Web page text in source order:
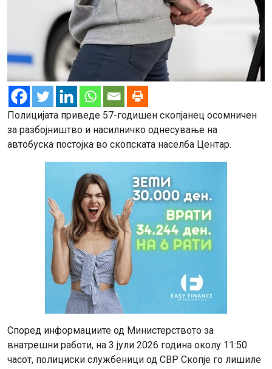
Полицијата приведе 57-годишен скопјанец осомничен
за разбојништво и насилничко однесување на
автобуска постојка во скопската населба Центар.
Според информациите од Министерството за
внатрешни работи, на 3 јули 2026 година околу 11:50
часот, полициски службеници од СВР Скопје го лишиле